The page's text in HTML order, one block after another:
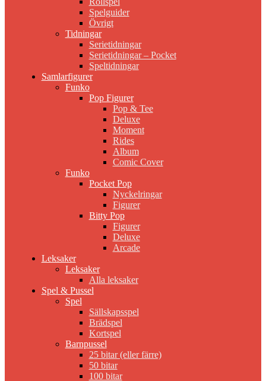
Spelguider
Övrigt
Tidningar
Serietidningar
Serietidningar – Pocket
Speltidningar
Samlarfigurer
Funko
Pop Figurer
Pop & Tee
Deluxe
Moment
Rides
Album
Comic Cover
Funko
Pocket Pop
Nyckelringar
Figurer
Bitty Pop
Figurer
Deluxe
Arcade
Leksaker
Leksaker
Alla leksaker
Spel & Pussel
Spel
Sällskapsspel
Brädspel
Kortspel
Barnpussel
25 bitar (eller färre)
50 bitar
100 bitar